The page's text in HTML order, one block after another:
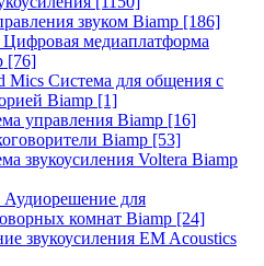
звуком Biamp [186]
Цифровая медиаплатформа
[76]
Mics Система для общения с
Biamp [1]
управления Biamp [16]
Biamp [53]
звукоусиления Voltera Biamp
Аудиорешение для
комнат Biamp [24]
звукоусиления EM Acoustics